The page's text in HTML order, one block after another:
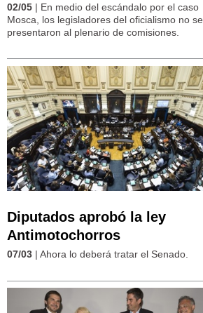
02/05 | En medio del escándalo por el caso
Mosca, los legisladores del oficialismo no se
presentaron al plenario de comisiones.
Diputados aprobó la ley
Antimotochorros
07/03 | Ahora lo deberá tratar el Senado.